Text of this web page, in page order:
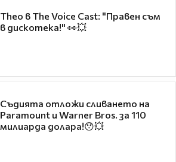
Theo в The Voice Cast: "Правен съм
в дискотека!" 👀💥
Съдията отложи сливането на
Paramount и Warner Bros. за 110
милиарда долара!😯💥